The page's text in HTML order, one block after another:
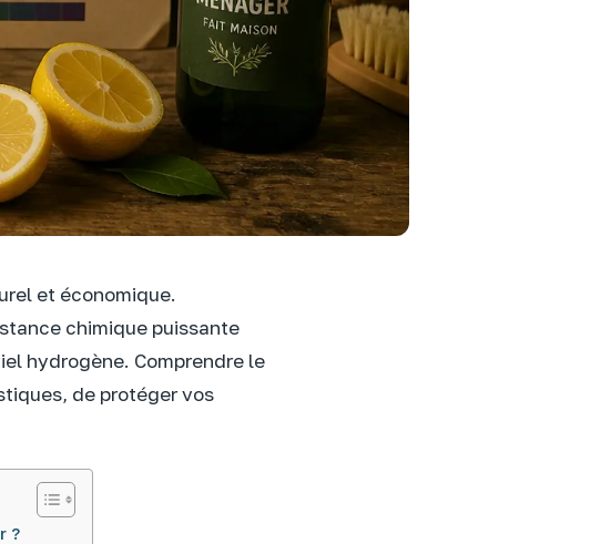
et économique.
chimique puissante
hydrogène. Comprendre le
de protéger vos
?